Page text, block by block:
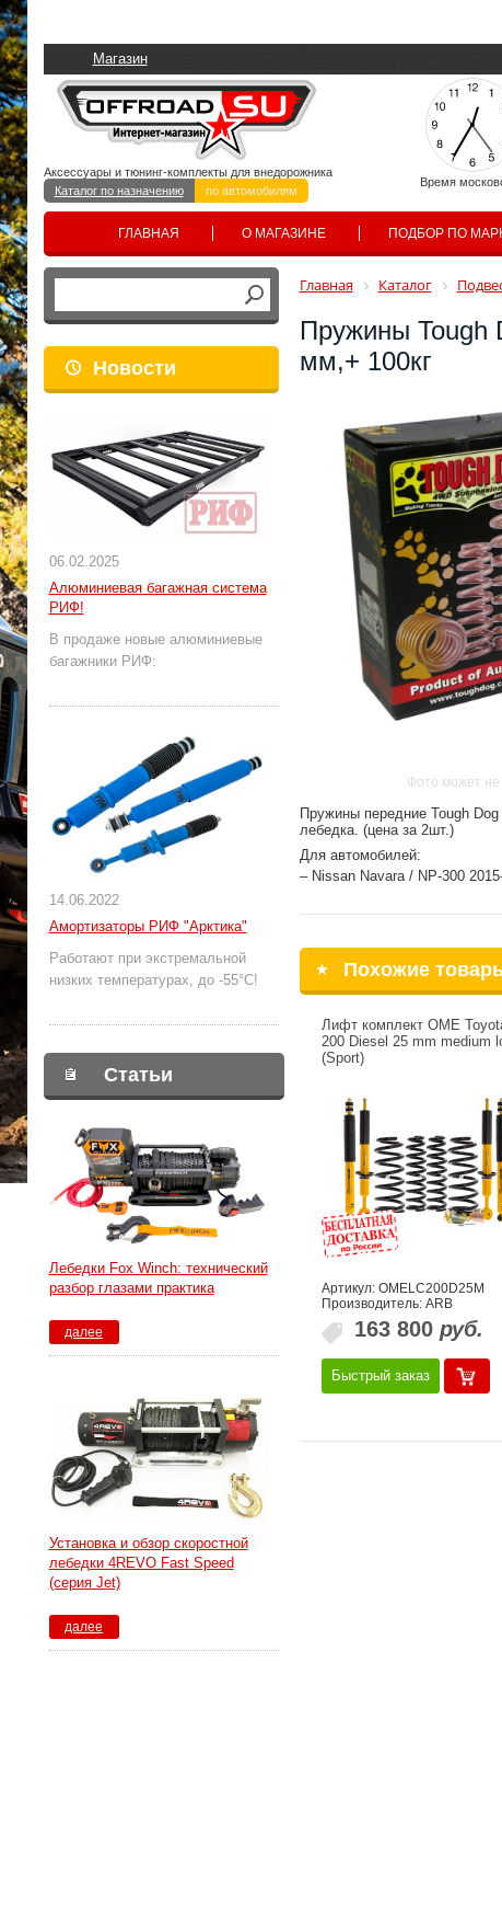
Магазин
Время
Аксессуары и тюнинг-комплекты для внедорожника
Каталог по назначению
по автомобилям
ГЛАВНАЯ О МАГАЗИНЕ ПОДБОР ПО
Новости
06.02.2025
Алюминиевая багажная система
РИФ!
В продаже новые алюминиевые
багажники РИФ:
14.06.2022
Амортизаторы РИФ "Арктика"
Работают при экстремальной
низких температурах, до -55°С!
Статьи
Лебедки Fox Winch: технический
разбор глазами практика
далее
Установка и обзор скоростной
лебедки 4REVO Fast Speed
(серия Jet)
далее
Главная Каталог
Пружины Tough
мм,+ 100кг
Фото может не
Пружины передние Tough
лебедка. (цена за 2шт.)
Для автомобилей:
– Nissan Navara / NP-300 2015-
Похожие
Лифт комплект OME
200 Diesel 25 mm medium
(Sport)
Артикул: OMELC200D25M
Производитель: ARB
163 800 руб.
Быстрый заказ